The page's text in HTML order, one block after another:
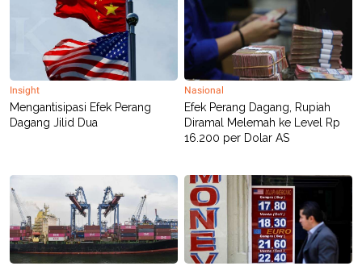
Insight
Mengantisipasi Efek Perang
Dagang Jilid Dua
Nasional
Efek Perang Dagang, Rupiah
Diramal Melemah ke Level Rp
16.200 per Dolar AS